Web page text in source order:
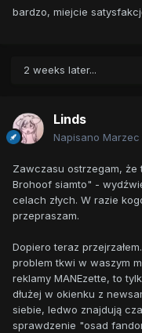
bardzo, miejcie
2 weeks later...
Linds
Napisano Marzec
Zawczasu ostrzegam, że
Brohoof siamto" -
celach złych. W razie
przepraszam.
Dopiero teraz
problem tkwi w waszym
reklamy MANEzette, to
dłużej w okienku z
siebie, ledwo znajdują
sprawdzenie "osad